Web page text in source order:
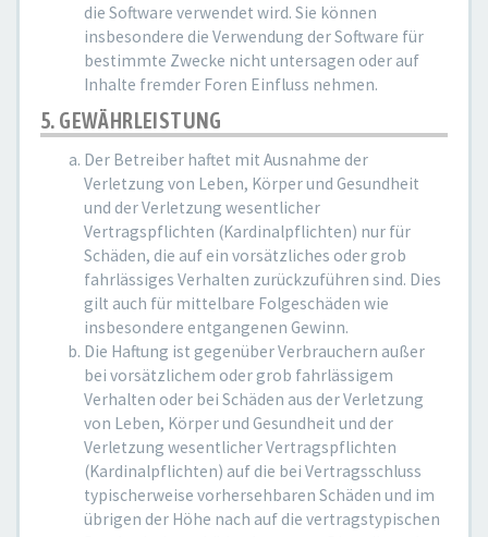
die Software verwendet wird. Sie können
insbesondere die Verwendung der Software für
bestimmte Zwecke nicht untersagen oder auf
Inhalte fremder Foren Einfluss nehmen.
5. GEWÄHRLEISTUNG
Der Betreiber haftet mit Ausnahme der
Verletzung von Leben, Körper und Gesundheit
und der Verletzung wesentlicher
Vertragspflichten (Kardinalpflichten) nur für
Schäden, die auf ein vorsätzliches oder grob
fahrlässiges Verhalten zurückzuführen sind. Dies
gilt auch für mittelbare Folgeschäden wie
insbesondere entgangenen Gewinn.
Die Haftung ist gegenüber Verbrauchern außer
bei vorsätzlichem oder grob fahrlässigem
Verhalten oder bei Schäden aus der Verletzung
von Leben, Körper und Gesundheit und der
Verletzung wesentlicher Vertragspflichten
(Kardinalpflichten) auf die bei Vertragsschluss
typischerweise vorhersehbaren Schäden und im
übrigen der Höhe nach auf die vertragstypischen